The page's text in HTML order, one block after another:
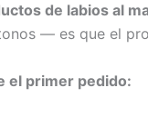
de labios al
— es que el
el primer pedido: